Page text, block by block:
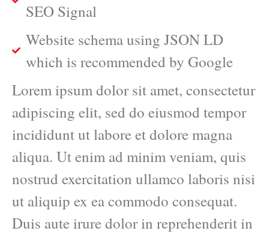
SEO Signal
Website schema using JSON LD
which is recommended by Google
Lorem ipsum dolor sit amet, consectetur
adipiscing elit, sed do eiusmod tempor
incididunt ut labore et dolore magna
aliqua. Ut enim ad minim veniam, quis
nostrud exercitation ullamco laboris nisi
ut aliquip ex ea commodo consequat.
Duis aute irure dolor in reprehenderit in